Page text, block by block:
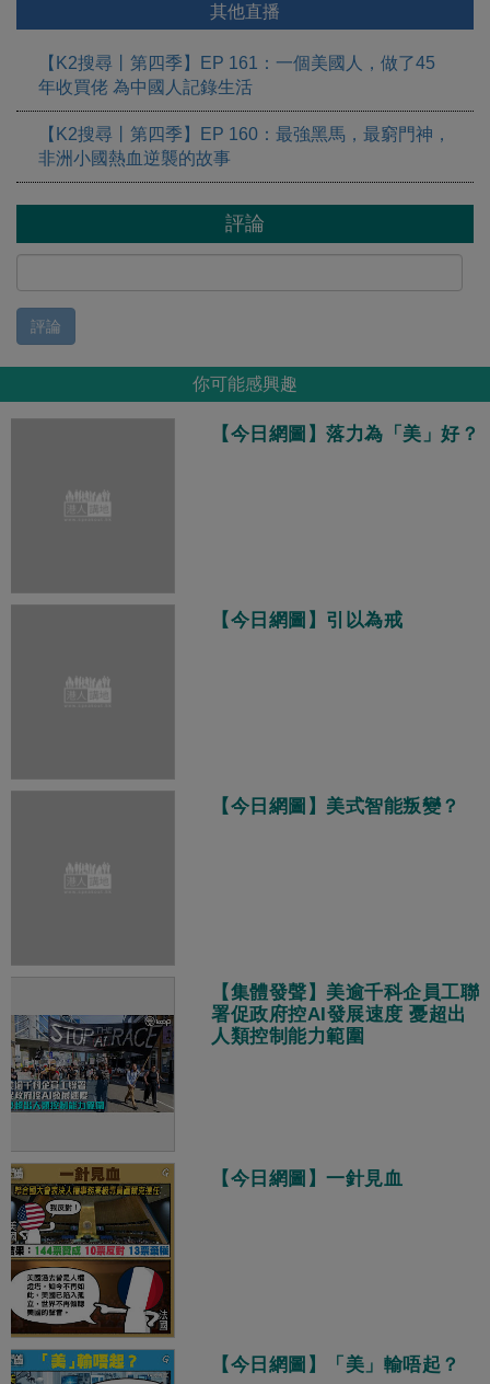
其他直播
【K2搜尋丨第四季】EP 161：一個美國人，做了45
年收買佬 為中國人記錄生活
【K2搜尋丨第四季】EP 160：最強黑馬，最窮門神，
非洲小國熱血逆襲的故事
評論
評論
你可能感興趣
【今日網圖】落力為「美」好？
【今日網圖】引以為戒
【今日網圖】美式智能叛變？
【集體發聲】美逾千科企員工聯
署促政府控AI發展速度 憂超出
人類控制能力範圍
【今日網圖】一針見血
【今日網圖】「美」輸唔起？